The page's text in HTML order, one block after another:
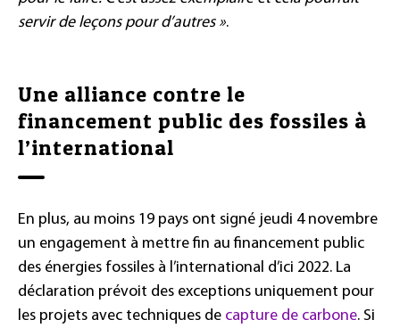
servir de leçons pour d’autres ».
Une alliance contre le
financement public des fossiles à
l’international
En plus, au moins 19 pays ont signé jeudi 4 novembre
un engagement à mettre fin au financement public
des énergies fossiles à l’international d’ici 2022. La
déclaration prévoit des exceptions uniquement pour
les projets avec techniques de capture de carbone. Si